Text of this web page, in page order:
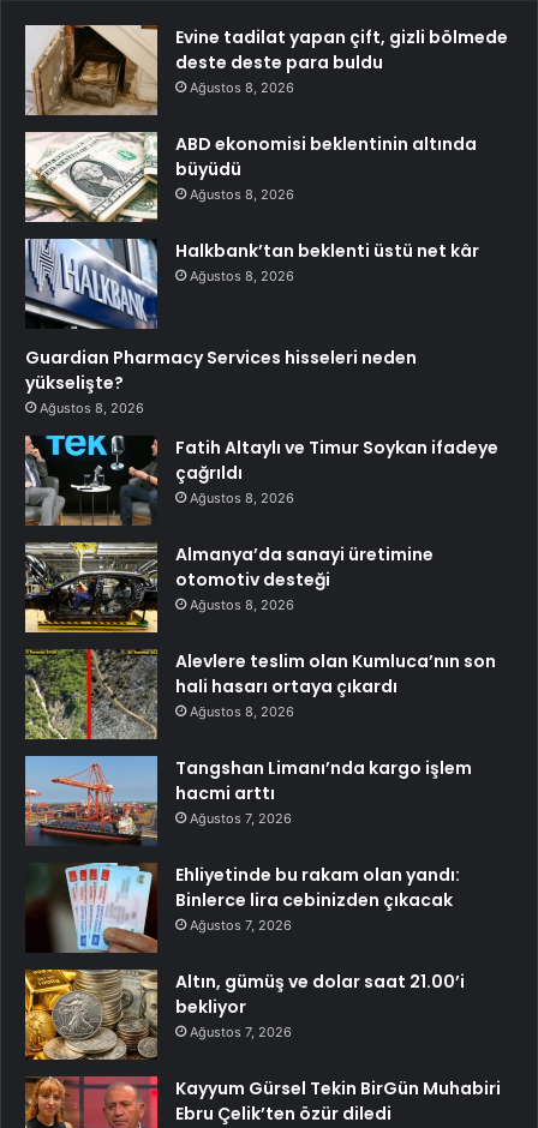
Evine tadilat yapan çift, gizli bölmede
deste deste para buldu
Ağustos 8, 2026
ABD ekonomisi beklentinin altında
büyüdü
Ağustos 8, 2026
Halkbank’tan beklenti üstü net kâr
Ağustos 8, 2026
Guardian Pharmacy Services hisseleri neden
yükselişte?
Ağustos 8, 2026
Fatih Altaylı ve Timur Soykan ifadeye
çağrıldı
Ağustos 8, 2026
Almanya’da sanayi üretimine
otomotiv desteği
Ağustos 8, 2026
Alevlere teslim olan Kumluca’nın son
hali hasarı ortaya çıkardı
Ağustos 8, 2026
Tangshan Limanı’nda kargo işlem
hacmi arttı
Ağustos 7, 2026
Ehliyetinde bu rakam olan yandı:
Binlerce lira cebinizden çıkacak
Ağustos 7, 2026
Altın, gümüş ve dolar saat 21.00’i
bekliyor
Ağustos 7, 2026
Kayyum Gürsel Tekin BirGün Muhabiri
Ebru Çelik’ten özür diledi